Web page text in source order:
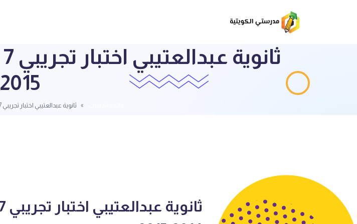
2015
ثانوية عبدالعتيبي اختبار تجريبي 7 منتصف الفصل الثاني 2014-2015